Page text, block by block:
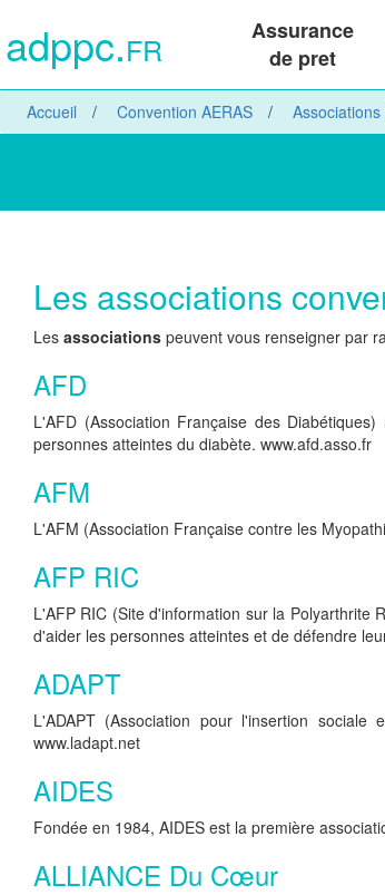
adppc.FR
Assurance
de pret
Accueil Convention AERAS Associations
Les associations
Les associations peuvent vous renseigner par
AFD
L'AFD (Association Française des
personnes atteintes du diabète. www.afd.asso.fr
AFM
L'AFM (Association Française contre les
AFP RIC
L'AFP RIC (Site d'information sur la Polyarthrite
d'aider les personnes atteintes et de défendre
ADAPT
L'ADAPT (Association pour l'insertion
www.ladapt.net
AIDES
Fondée en 1984, AIDES est la première
ALLIANCE Du Cœur